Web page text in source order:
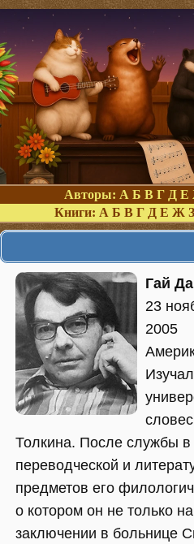
Авторы: А Б В Г Д Е
Книги: А Б В Г Д Е Ж З
Гай
23
2005
Толкина. После службы
переводческой и
предметов его
о котором он не только
заключении в больнице